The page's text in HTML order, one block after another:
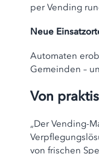
per Vending
Neue
Automaten
Gemeinden –
Von
„Der Vending-
von frischen